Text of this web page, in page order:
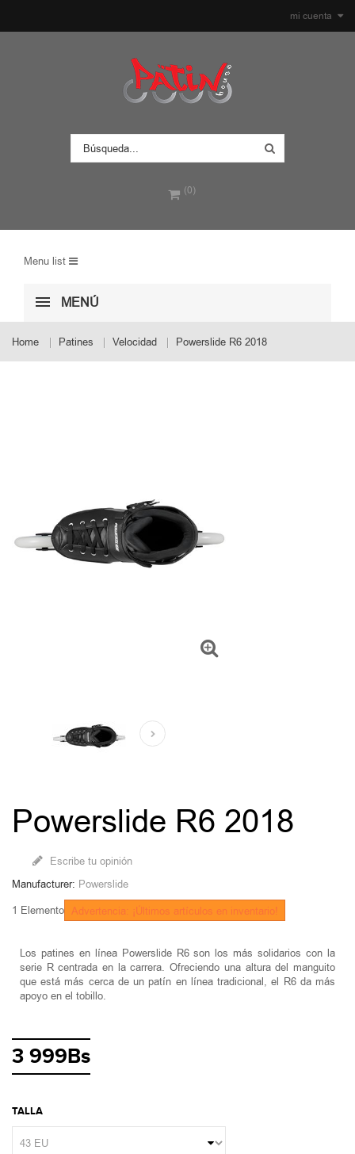
mi cuenta
(0)
Menu list
MENÚ
Home Patines Velocidad Powerslide R6 2018
Powerslide R6 2018
Escribe tu opinión
Manufacturer: Powerslide
1 Elemento Advertencia: ¡Últimos artículos en inventario!
Los patines en línea Powerslide R6 son los más solidarios con la
serie R centrada en la carrera. Ofreciendo una altura del manguito
que está más cerca de un patín en línea tradicional, el R6 da más
apoyo en el tobillo.
3 999Bs
TALLA